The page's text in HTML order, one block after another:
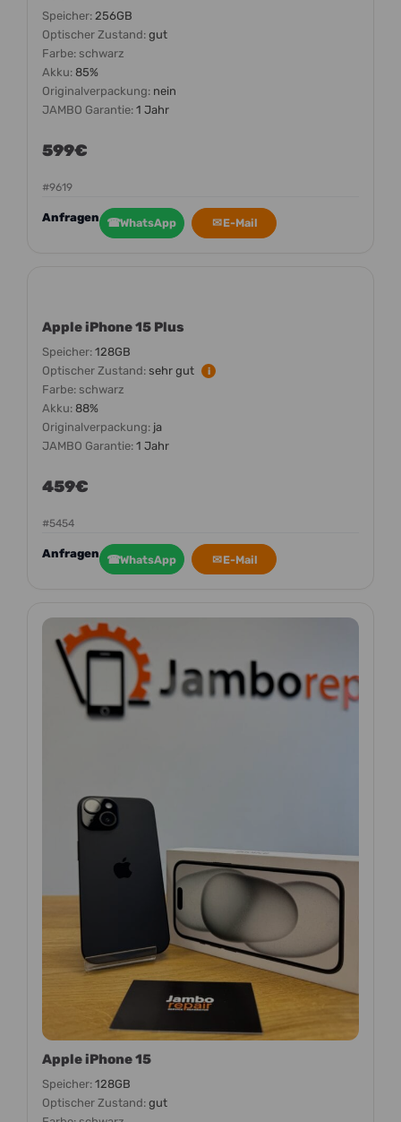
Speicher: 256GB
Optischer Zustand: gut
Farbe: schwarz
Akku: 85%
Originalverpackung: nein
JAMBO Garantie: 1 Jahr
599€
#9619
Anfragen ☎WhatsApp ✉E-Mail
Apple iPhone 15 Plus
Speicher: 128GB
Optischer Zustand: sehr gut i
Farbe: schwarz
Akku: 88%
Originalverpackung: ja
JAMBO Garantie: 1 Jahr
459€
#5454
Anfragen ☎WhatsApp ✉E-Mail
Apple iPhone 15
Speicher: 128GB
Optischer Zustand: gut